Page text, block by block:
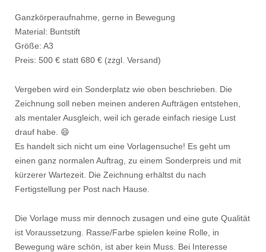
Ganzkörperaufnahme, gerne in Bewegung
Material: Buntstift
Größe: A3
Preis: 500 € statt 680 € (zzgl. Versand)
Vergeben wird ein Sonderplatz wie oben beschrieben. Die
Zeichnung soll neben meinen anderen Aufträgen entstehen,
als mentaler Ausgleich, weil ich gerade einfach riesige Lust
drauf habe. 😄
Es handelt sich nicht um eine Vorlagensuche! Es geht um
einen ganz normalen Auftrag, zu einem Sonderpreis und mit
kürzerer Wartezeit. Die Zeichnung erhältst du nach
Fertigstellung per Post nach Hause.
Die Vorlage muss mir dennoch zusagen und eine gute Qualität
ist Voraussetzung. Rasse/Farbe spielen keine Rolle, in
Bewegung wäre schön, ist aber kein Muss. Bei Interesse